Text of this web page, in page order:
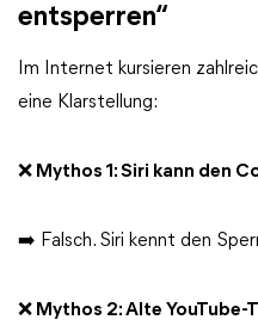
entsperren“
Im Internet kursieren
eine Klarstellung:
❌ Mythos 1: Siri kann den
➡️ Falsch. Siri kennt den
❌ Mythos 2: Alte